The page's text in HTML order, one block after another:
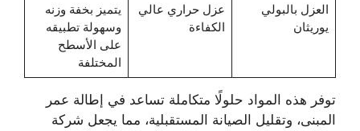
العزل بالبولي
يوريثان
عزل حراري عالي
الكفاءة
يتميز بخفة وزنه
وسهولة تطبيقه
على الأسطح
المختلفة
توفر هذه المواد حلولًا متكاملة تساعد في إطالة عمر
المبنى، وتقليل الصيانة المستقبلية، مما يجعل شركة